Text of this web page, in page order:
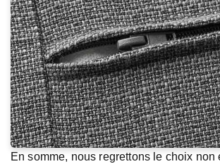
En somme, nous regrettons le choix non